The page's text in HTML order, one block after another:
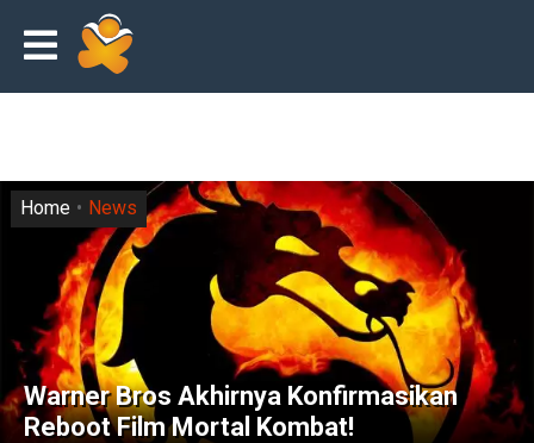
Warner Bros Akhirnya Konfirmasikan
Reboot Film Mortal Kombat!
Home News